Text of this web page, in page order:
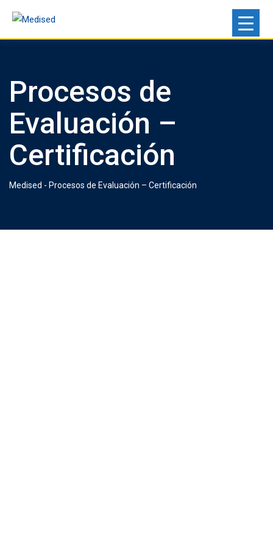
Procesos de
Evaluación –
Certificación
Medised - Procesos de Evaluación – Certificación